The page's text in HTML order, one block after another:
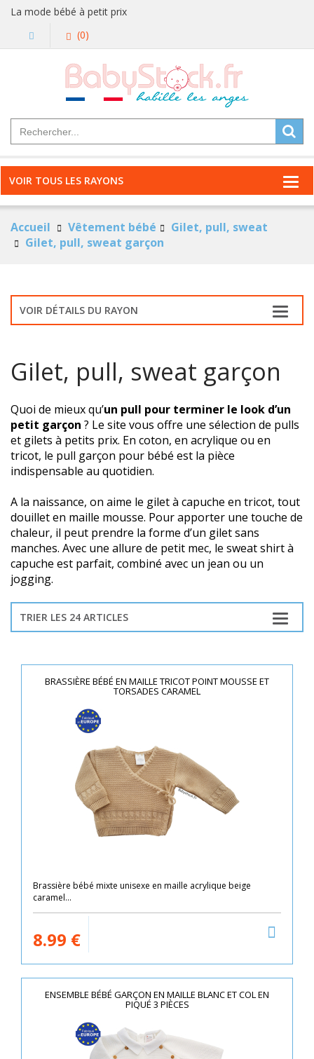
La mode bébé à petit prix
(0)
VOIR TOUS LES RAYONS
Accueil Vêtement bébé
Gilet, pull, sweat
Gilet, pull, sweat garçon
VOIR DÉTAILS DU RAYON
Gilet, pull, sweat garçon
Quoi de mieux qu’un pull pour terminer le look d’un
petit garçon ? Le site vous offre une sélection de pulls
et gilets à petits prix. En coton, en acrylique ou en
tricot, le pull garçon pour bébé est la pièce
indispensable au quotidien.
A la naissance, on aime le gilet à capuche en tricot, tout
douillet en maille mousse. Pour apporter une touche de
chaleur, il peut prendre la forme d’un gilet sans
manches. Avec une allure de petit mec, le sweat shirt à
capuche est parfait, combiné avec un jean ou un
jogging.
TRIER LES 24 ARTICLES
BRASSIÈRE BÉBÉ EN MAILLE TRICOT POINT MOUSSE ET
TORSADES CARAMEL
Brassière bébé mixte unisexe en maille acrylique beige
caramel...
8.99 €
ENSEMBLE BÉBÉ GARÇON EN MAILLE BLANC ET COL EN
PIQUÉ 3 PIÈCES